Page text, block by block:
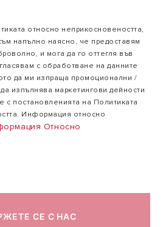
относно неприкосновеността,
напълно наясно, че предоставям
и мога да го оттегля във
с обработване на данните
да ми изпраща промоционални /
изпълнява маркетингови дейности
с постановленията на Политиката
Информация относно
Относно
СЕ С НАС